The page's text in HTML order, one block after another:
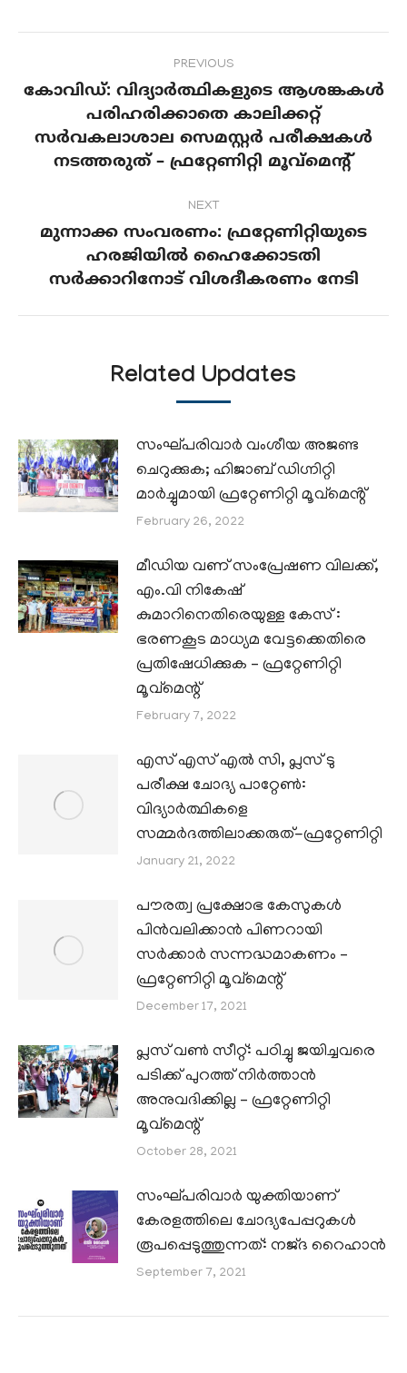
navigation
PREVIOUS
Previous
post:
കോവിഡ്: വിദ്യാർത്ഥികളുടെ ആശങ്കകൾ
പരിഹരിക്കാതെ കാലിക്കറ്റ്‌
സർവകലാശാല സെമസ്റ്റർ പരീക്ഷകൾ
നടത്തരുത് – ഫ്രറ്റേണിറ്റി മൂവ്മെന്റ്
NEXT
Next
post:
മുന്നാക്ക സംവരണം: ഫ്രറ്റേണിറ്റിയുടെ
ഹരജിയിൽ ഹൈക്കോടതി
സർക്കാറിനോട് വിശദീകരണം നേടി
Related Updates
സംഘ്പരിവാർ വംശീയ അജണ്ട
ചെറുക്കുക; ഹിജാബ് ഡിഗ്നിറ്റി
മാർച്ചുമായി ഫ്രറ്റേണിറ്റി മൂവ്മെൻ്റ്
February 26, 2022
മീഡിയ വണ് സംപ്രേഷണ വിലക്ക്,
എം.വി നികേഷ്
കുമാറിനെതിരെയുള്ള കേസ് :
ഭരണകൂട മാധ്യമ വേട്ടക്കെതിരെ
പ്രതിഷേധിക്കുക – ഫ്രറ്റേണിറ്റി
മൂവ്മെന്റ്
February 7, 2022
എസ് എസ് എൽ സി, പ്ലസ് ടു
പരീക്ഷ ചോദ്യ പാറ്റേൺ:
വിദ്യാർത്ഥികളെ
സമ്മർദത്തിലാക്കരുത്-ഫ്രറ്റേണിറ്റി
January 21, 2022
പൗരത്വ പ്രക്ഷോഭ കേസുകൾ
പിൻവലിക്കാൻ പിണറായി
സർക്കാർ സന്നദ്ധമാകണം –
ഫ്രറ്റേണിറ്റി മൂവ്മെന്റ്
December 17, 2021
പ്ലസ് വൺ സീറ്റ്: പഠിച്ചു ജയിച്ചവരെ
പടിക്ക് പുറത്ത് നിർത്താൻ
അനുവദിക്കില്ല – ഫ്രറ്റേണിറ്റി
മൂവ്മെന്റ്
October 28, 2021
സംഘ്പരിവാര്‍ യുക്തിയാണ്
കേരളത്തിലെ ചോദ്യപേപ്പറുകള്‍
രൂപപ്പെടുത്തുന്നത്: നജ്ദ റൈഹാന്‍
September 7, 2021